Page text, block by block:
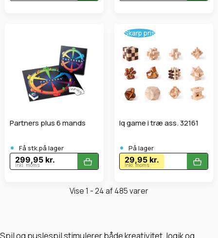
Partners plus 6 mands
• Få stk.på lager
299,95 kr.
Inkl. moms
Skarp pris
Iq game i træ ass. 32161
• På lager
29,95 kr.
Inkl. moms
Vise 1 - 24 af 485 varer
Spil og puslespil stimulerer både kreativitet, logik og